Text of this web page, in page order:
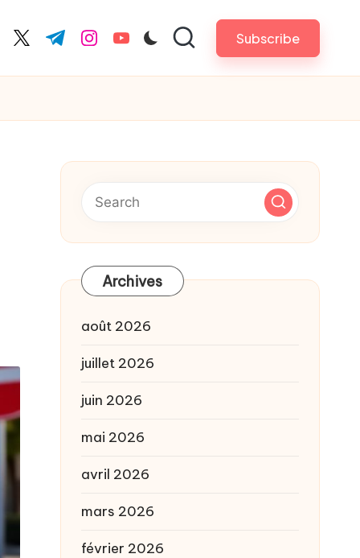
twitter.com
t.me instagram.com
youtube.com Subscribe
Archives
août 2026
juillet 2026
juin 2026
mai 2026
avril 2026
mars 2026
février 2026